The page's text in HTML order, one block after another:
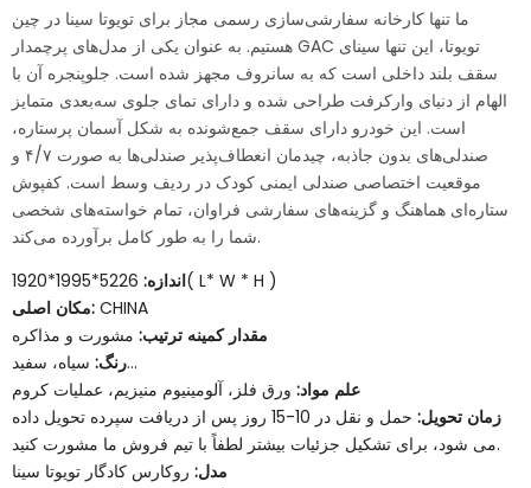
ما تنها کارخانه سفارشی‌سازی رسمی مجاز برای تویوتا سینا در چین
هستیم. به عنوان یکی از مدل‌های پرچمدار GAC تویوتا، این تنها سینای
سقف بلند داخلی است که به سانروف مجهز شده است. جلوپنجره آن با
الهام از دنیای وارکرفت طراحی شده و دارای نمای جلوی سه‌بعدی متمایز
است. این خودرو دارای سقف جمع‌شونده به شکل آسمان پرستاره،
صندلی‌های بدون جاذبه، چیدمان انعطاف‌پذیر صندلی‌ها به صورت ۴/۷ و
موقعیت اختصاصی صندلی ایمنی کودک در ردیف وسط است. کفپوش
ستاره‌ای هماهنگ و گزینه‌های سفارشی فراوان، تمام خواسته‌های شخصی
شما را به طور کامل برآورده می‌کند.
اندازه:5226*1995*1920( L* W * H )
مکان اصلی: CHINA
مقدار کمینه ترتیب: مشورت و مذاکره
رنگ:سیاه، سفید...
علم مواد: ورق فلز، آلومینیوم منیزیم، عملیات کروم
زمان تحویل:
حمل و نقل در 10-15 روز پس از دریافت سپرده تحویل داده
می شود، برای تشکیل جزئیات بیشتر لطفاً با تیم فروش ما مشورت کنید.
مدل: روکارس کادگار تویوتا سینا